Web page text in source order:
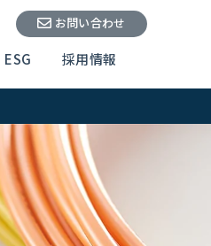
お問い合わせ
ESG 採用情報